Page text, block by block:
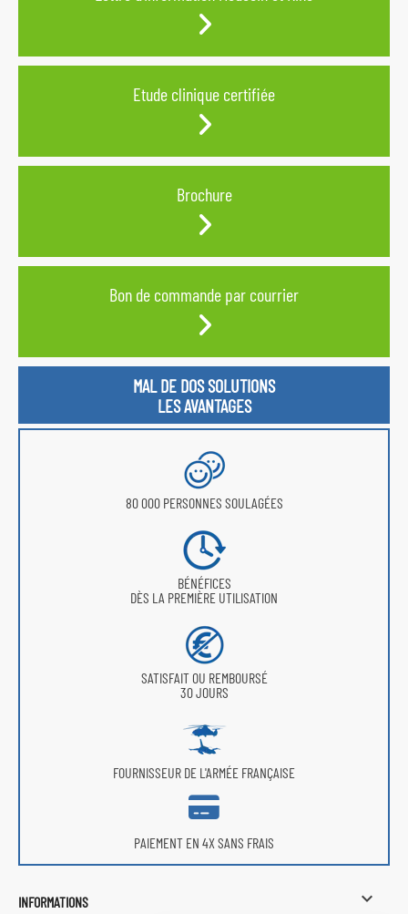
Etude clinique certifiée
Brochure
Bon de commande par courrier
MAL DE DOS SOLUTIONS
LES AVANTAGES
80 000 PERSONNES SOULAGÉES
BÉNÉFICES
DÈS LA PREMIÈRE UTILISATION
SATISFAIT OU REMBOURSÉ
30 JOURS
FOURNISSEUR DE L'ARMÉE FRANÇAISE
PAIEMENT EN 4X SANS FRAIS
INFORMATIONS 